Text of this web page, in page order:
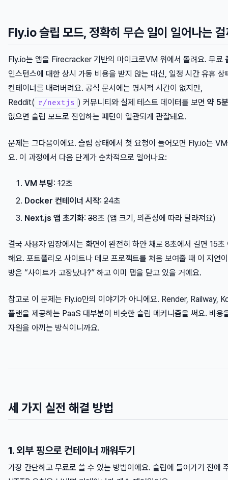
Fly.io 슬립 모드, 정확히 무슨 일이 일어나는
Fly.io는 앱을 Firecracker 기반의 마이크로VM 위에서 돌려요. 무료
인스턴스에 대한 상시 가동 비용을 받지 않는 대신, 일정 시간 유휴 상
컨테이너를 내려버려요. 공식 문서에는 명시적 시간이 없지만,
Reddit( r/nextjs ) 커뮤니티와 실제 테스트 데이터를 보면약 5
없으면 슬립 모드로 진입하는 패턴이 일관되게 관찰돼요.
문제는 그다음이에요. 슬립 상태에서 첫 요청이 들어오면 Fly.io는
요. 이 과정에서 다음 단계가 순차적으로 일어나요:
VM 부팅: 12초
Docker 컨테이너 시작: 24초
Next.js 앱 초기화: 38초 (앱 크기, 의존성에 따라 달라져요)
결국 사용자 입장에서는 화면이 완전히 하얀 채로 8초에서 길면 15초
해요. 포트폴리오 사이트나 데모 프로젝트를 처음 보여줄 때 이 지연
방은 “사이트가 고장났나?” 하고 이미 탭을 닫고 있을 거예요.
참고로 이 문제는 Fly.io만의 이야기가 아니에요. Render, Railway,
플랜을 제공하는 PaaS 대부분이 비슷한 슬립 메커니즘을 써요. 비용
자원을 아끼는 방식이니까요.
세 가지 실전 해결 방법
1. 외부 핑으로 컨테이너 깨워두기
가장 간단하고 무료로 쓸 수 있는 방법이에요. 슬립에 들어가기 전에